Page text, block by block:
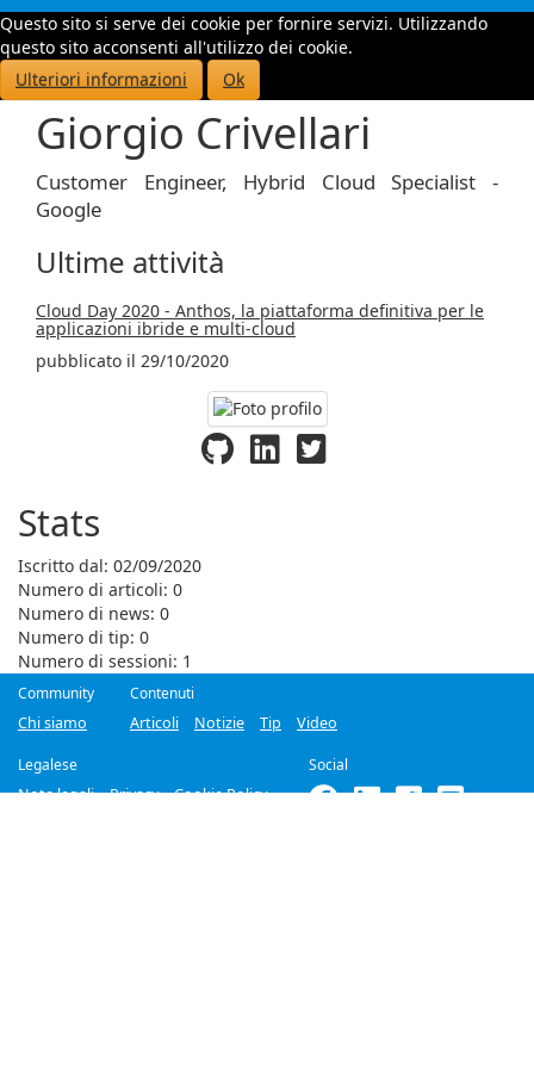
Questo sito si serve dei cookie per fornire servizi. Utilizzando
questo sito acconsenti all'utilizzo dei cookie.
Ulteriori informazioni
Ok
Toggle
Giorgio Crivellari
Customer Engineer, Hybrid Cloud Specialist -
Google
Ultime attività
Cloud Day 2020 - Anthos, la piattaforma definitiva per le
applicazioni ibride e multi-cloud
pubblicato il 29/10/2020
Stats
Iscritto dal: 02/09/2020
Numero di articoli: 0
Numero di news: 0
Numero di tip: 0
Numero di sessioni: 1
Community
Chi siamo
Contenuti
Articoli
Notizie Tip Video
Legalese
Note legali
Privacy Cookie Policy
Social